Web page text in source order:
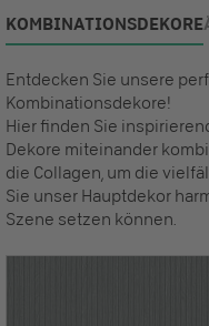
KOMBINATIONSDEKORE
Entdecken Sie unsere
Kombinationsdekore!
Hier finden Sie
Dekore miteinander
die Collagen, um die
Sie unser Hauptdekor
Szene setzen können.